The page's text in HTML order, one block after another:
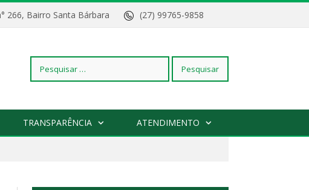
266, Bairro Santa Bárbara (27) 99765-9858
Pesquisar
TRANSPARÊNCIA ATENDIMENTO